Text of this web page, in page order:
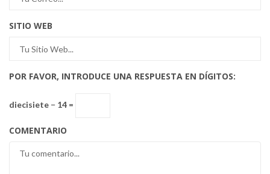
SITIO WEB
POR FAVOR, INTRODUCE UNA RESPUESTA EN DÍGITOS:
diecisiete − 14 =
COMENTARIO